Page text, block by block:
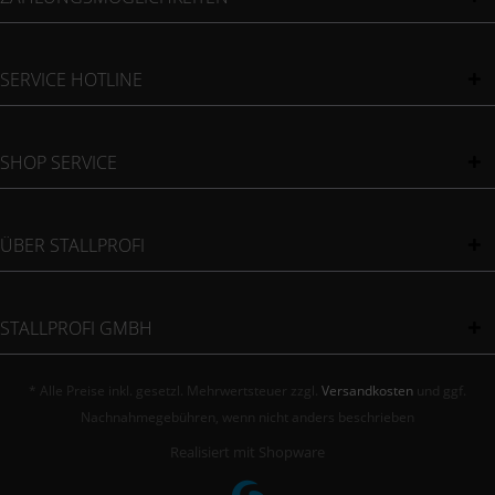
SERVICE HOTLINE
SHOP SERVICE
ÜBER STALLPROFI
STALLPROFI GMBH
* Alle Preise inkl. gesetzl. Mehrwertsteuer zzgl. Versandkosten und ggf.
Nachnahmegebühren, wenn nicht anders beschrieben
Realisiert mit Shopware